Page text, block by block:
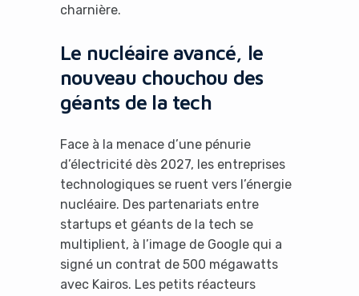
charnière.
Le nucléaire avancé, le
nouveau chouchou des
géants de la tech
Face à la menace d’une pénurie
d’électricité dès 2027, les entreprises
technologiques se ruent vers l’énergie
nucléaire. Des partenariats entre
startups et géants de la tech se
multiplient, à l’image de Google qui a
signé un contrat de 500 mégawatts
avec Kairos. Les petits réacteurs